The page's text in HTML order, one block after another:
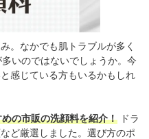
。なかでも肌トラブルが多く
いのではないでしょうか。今
感じている方もいるかもしれ
の市販の洗顔料を紹介！ ドラ
ど厳選しました。選び方のポ